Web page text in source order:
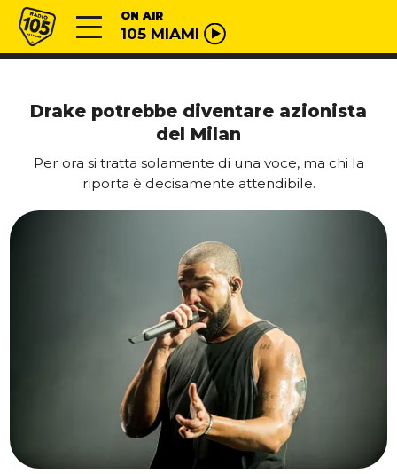
Vai al contenuto
Radio 105 ON AIR
105 MIAMI
Drake potrebbe diventare azionista
del Milan
Per ora si tratta solamente di una voce, ma chi la
riporta è decisamente attendibile.